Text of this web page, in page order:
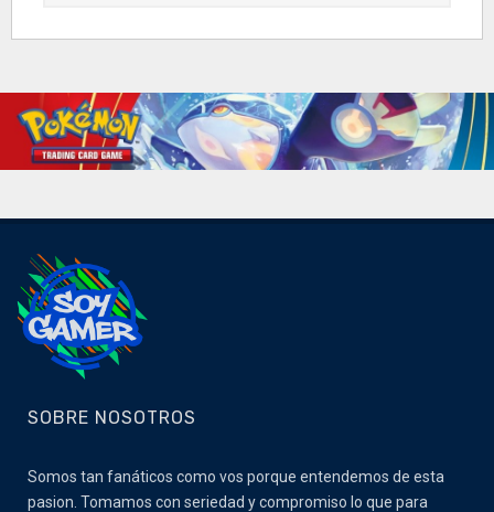
SOBRE NOSOTROS
Somos tan fanáticos como vos porque entendemos de esta
pasion. Tomamos con seriedad y compromiso lo que para